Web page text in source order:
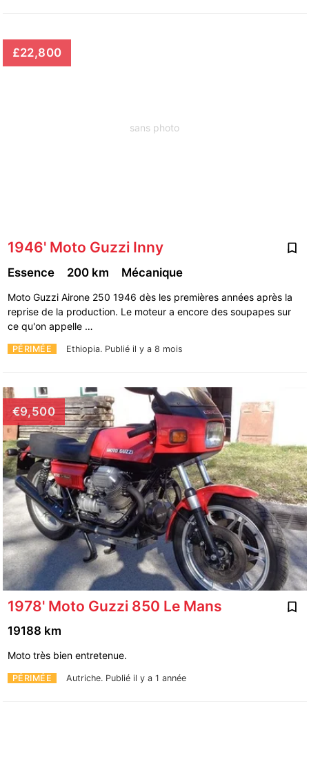
sans photo
£22,800
1946' Moto Guzzi Inny
PÉRIMÉE Ethiopia. Publié il y a 8 mois
Essence 200 km Mécanique
Moto Guzzi Airone 250 1946 dès les premières années après la
reprise de la production. Le moteur a encore des soupapes sur
ce qu'on appelle …
€9,500
1978' Moto Guzzi 850 Le Mans
PÉRIMÉE Autriche. Publié il y a 1 année
19188 km
Moto très bien entretenue.